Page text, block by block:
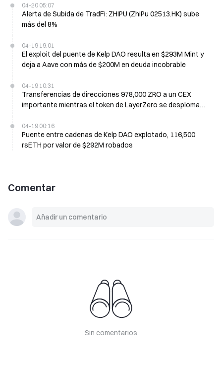
04-20 05:07
Alerta de Subida de TradFi: ZHIPU (ZhiPu 02513.HK) sube
más del 8%
04-19 19:01
El exploit del puente de Kelp DAO resulta en $293M Mint y
deja a Aave con más de $200M en deuda incobrable
04-19 10:31
Transferencias de direcciones 978,000 ZRO a un CEX
importante mientras el token de LayerZero se desploma
04-19 00:16
Puente entre cadenas de Kelp DAO explotado, 116,500
rsETH por valor de $292M robados
Comentar
Sin comentarios